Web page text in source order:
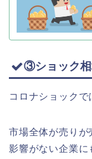
③ショック相
コロナショックで
市場全体が売りが
影響がない企業に